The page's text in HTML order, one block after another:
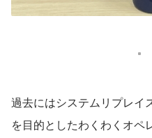
過去にはシステムリプレイ
を目的としたわくわくオペ